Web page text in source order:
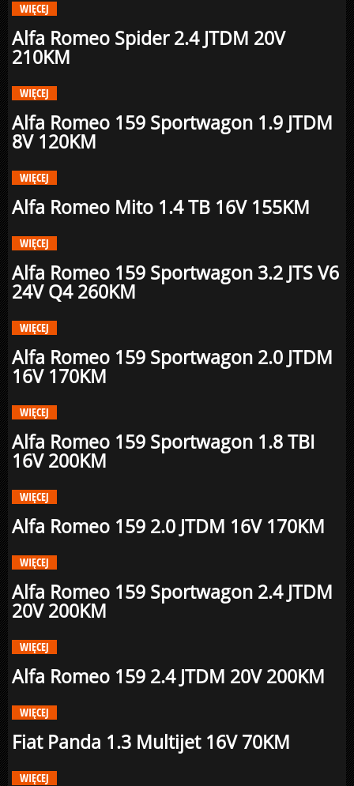
WIĘCEJ
Alfa Romeo Spider 2.4 JTDM 20V
210KM
WIĘCEJ
Alfa Romeo 159 Sportwagon 1.9 JTDM
8V 120KM
WIĘCEJ
Alfa Romeo Mito 1.4 TB 16V 155KM
WIĘCEJ
Alfa Romeo 159 Sportwagon 3.2 JTS V6
24V Q4 260KM
WIĘCEJ
Alfa Romeo 159 Sportwagon 2.0 JTDM
16V 170KM
WIĘCEJ
Alfa Romeo 159 Sportwagon 1.8 TBI
16V 200KM
WIĘCEJ
Alfa Romeo 159 2.0 JTDM 16V 170KM
WIĘCEJ
Alfa Romeo 159 Sportwagon 2.4 JTDM
20V 200KM
WIĘCEJ
Alfa Romeo 159 2.4 JTDM 20V 200KM
WIĘCEJ
Fiat Panda 1.3 Multijet 16V 70KM
WIĘCEJ